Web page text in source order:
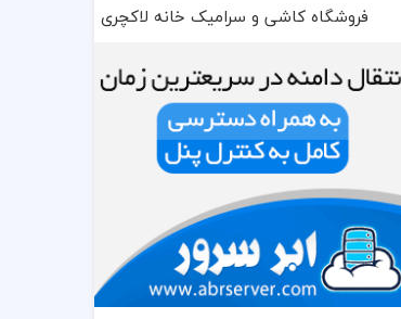
فروشگاه کاشی و سرامیک خانه لاکچری